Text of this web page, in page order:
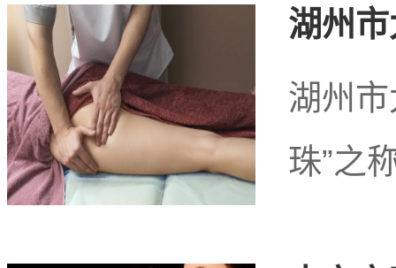
高级店基本就是8万起跳 小弟我呢财力不足无法
最后一说我自己玩到现在基本都是先收费。
所以我不确定能不能打枪 不过泡泡浴应该是不
湖州
湖州
珠”之